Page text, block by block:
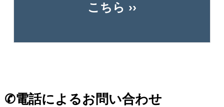
相続発生前のご相談はこちらのフォームから ››
をご希望の方はお電話にてお問合せ下さい。
※ ご希望に沿えない場合もございますので予めご了承く
こちら ››
お問い合わせ内容についてお答えください
✆電話によるお問い合わせ